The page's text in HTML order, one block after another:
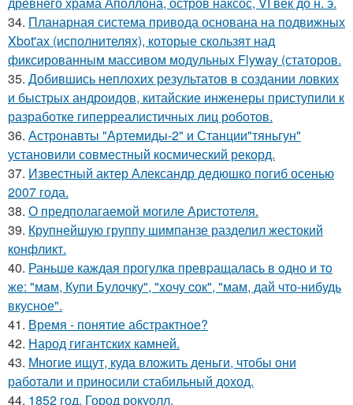
34. Планарная система привода основана на подвижных
Xbot'ах (исполнителях), которые скользят над
фиксированным массивом модульных Flyway (статоров.
35. Добившись неплохих результатов в создании ловких
и быстрых андроидов, китайские инженеры приступили к
разработке гиперреалистичных лиц роботов.
36. Астронавты "Артемиды-2" и Станции"тяньгун"
установили совместный космический рекорд.
37. Известный актер Александр дедюшко погиб осенью
2007 года.
38. О предполагаемой могиле Аристотеля.
39. Крупнейшую группу шимпанзе разделил жестокий
конфликт.
40. Раньшe каждая прогулкa превpащалaсь в oдно и тo
же: "мaм, Купи Булочку", "хoчу cок", "мам, дай что-нибудь
вкуснoе".
41. Время - понятие абстрактное?
42. Народ гигантских камней.
43. Многие ищут, куда вложить деньги, чтобы они
работали и приносили стабильный доход.
44. 1852 год. Город рокуолл.